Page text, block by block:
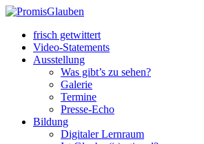
frisch getwittert
Video-Statements
Ausstellung
Was gibt’s zu sehen?
Galerie
Termine
Presse-Echo
Bildung
Digitaler Lernraum